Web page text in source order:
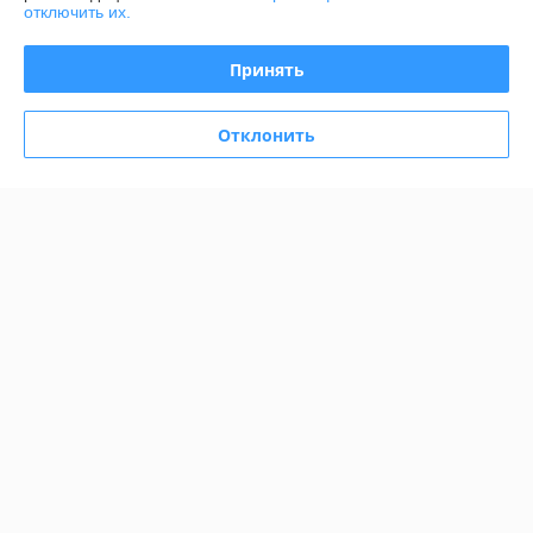
Полная версия сайта
Политика обработки cookies
отключить их.
Принять
Отклонить